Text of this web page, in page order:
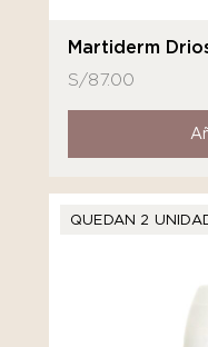
Martiderm
S/87.00
QUEDAN 2